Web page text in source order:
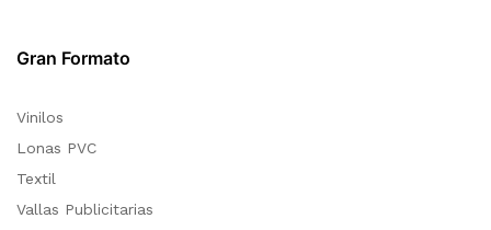
Gran Formato
Vinilos
Lonas PVC
Textil
Vallas Publicitarias